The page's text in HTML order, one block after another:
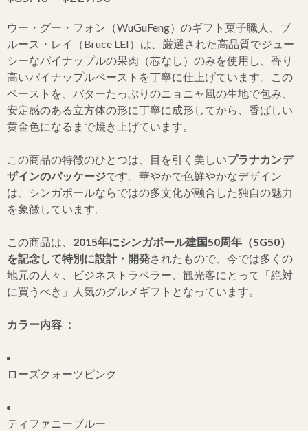
ウー・グー・フォン（WuGuFeng）のギフト菓子職人、ブ
ルース・レイ（Bruce LEI）は、厳選された高品質でジュー
シーなパイナップルの果肉（芯なし）のみを使用し、香り
高いパイナップルペーストを丁寧に仕上げています。この
ペーストを、バターたっぷりのニョニャ風の生地で包み、
安定感のある立方体の形に丁寧に成形してから、香ばしい
黄金色になるまで焼き上げています。
この商品の特徴のひとつは、目を引く美しいプラナカンデ
ザインのパッケージです。華やかで色鮮やかなデザイン
は、シンガポールならではの多文化が融合した独自の魅力
を象徴しています。
この商品は、 2015年にシンガポール建国50周年（SG50）
を記念して特別に設計・開発されたもので、今では多くの
地元の人々、ビジネストラベラー、観光客にとって「絶対
に買うべき」人気のグルメギフトとなっています。
カラー内容 ：
ローズクォーツピンク
ティファニーブルー